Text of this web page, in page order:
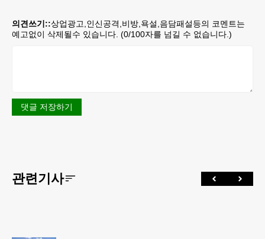
의견쓰기::상업광고,인신공격,비방,욕설,음담패설등의 코멘트는
예고없이 삭제될수 있습니다. (0/100자를 넘길 수 없습니다.)
댓글 저장하기
관련기사